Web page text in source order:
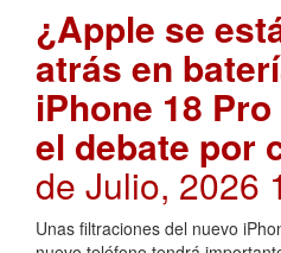
¿Apple se
atrás en
iPhone 18
el debate por
de Julio, 2026
Unas filtraciones del nuevo